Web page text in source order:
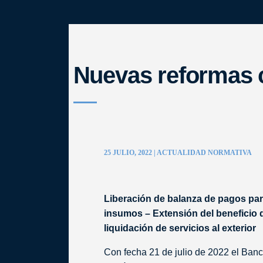
Nuevas
25 JULIO, 2022 | ACTUALIDAD NORMATIVA
Liberación de balanza de
de insumos – Extensión del
no liquidación de servicios al
Con fecha 21 de julio de 2022 el